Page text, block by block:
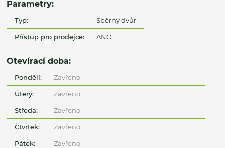
Parametry:
Typ: Sběrný dvůr
Přístup pro prodejce: ANO
Otevírací doba:
Pondělí: Zavřeno
Úterý: Zavřeno
Středa: Zavřeno
Čtvrtek: Zavřeno
Pátek: Zavřeno